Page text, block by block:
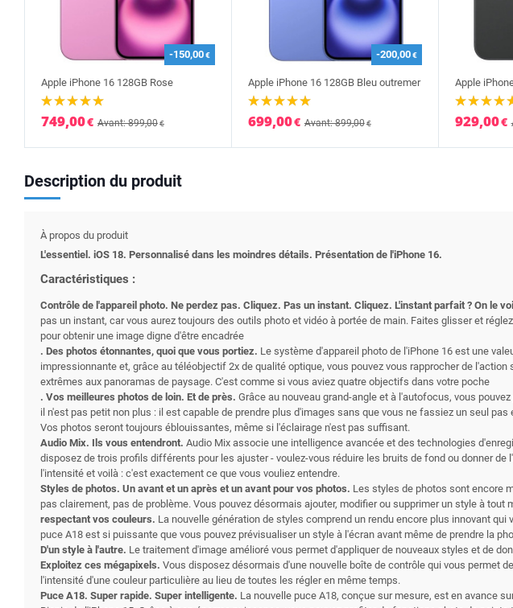
-150,00€
Apple iPhone 16 128GB Rose
749,00€ Avant: 899,00€
-200,00€
Apple iPhone 16 128GB Bleu outremer
699,00€ Avant: 899,00€
Apple
929,00€
Description du produit
À propos du produit
L'essentiel. iOS 18. Personnalisé dans les moindres détails. Présentation de l'iPhone 16.
Caractéristiques :
Contrôle de l'appareil photo. Ne perdez pas. Cliquez. Pas un instant. Cliquez. L'instant parfait ? On le
pas un instant, car vous aurez toujours des outils photo et vidéo à portée de main. Faites glisser et
pour obtenir une image digne d'être encadrée
. Des photos étonnantes, quoi que vous portiez. Le système d'appareil photo de l'iPhone 16 est une
impressionnante et, grâce au téléobjectif 2x de qualité optique, vous pouvez vous rapprocher de
extrêmes aux panoramas de paysage. C'est comme si vous aviez quatre objectifs dans votre poche
. Vos meilleures photos de loin. Et de près. Grâce au nouveau grand-angle et à l'autofocus, vous
il n'est pas petit non plus : il est capable de prendre plus d'images sans que vous ne fassiez un seul
Vos photos seront toujours éblouissantes, même si l'éclairage n'est pas suffisant.
Audio Mix. Ils vous entendront. Audio Mix associe une intelligence avancée et des technologies
disposez de trois profils différents pour les ajuster - voulez-vous réduire les bruits de fond ou donner
l'intensité et voilà : c'est exactement ce que vous vouliez entendre.
Styles de photos. Un avant et un après et un avant pour vos photos. Les styles de photos sont encore
pas clairement, pas de problème. Vous pouvez désormais ajouter, modifier ou supprimer un style à tout
respectant vos couleurs. La nouvelle génération de styles comprend un rendu encore plus innovant
puce A18 est si puissante que vous pouvez prévisualiser un style à l'écran avant même de prendre la
D'un style à l'autre. Le traitement d'image amélioré vous permet d'appliquer de nouveaux styles et de
Exploitez ces mégapixels. Vous disposez désormais d'une nouvelle boîte de contrôle qui vous permet
l'intensité d'une couleur particulière au lieu de toutes les régler en même temps.
Puce A18. Super rapide. Super intelligente. La nouvelle puce A18, conçue sur mesure, est en avance